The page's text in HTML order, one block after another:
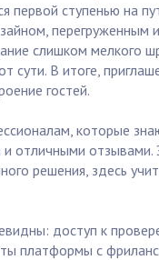
первой ступенью на
слишком мелкого
сути. В итоге,
гостей.
которые
отличными отзывами.
решения, здесь
доступ к
платформы с